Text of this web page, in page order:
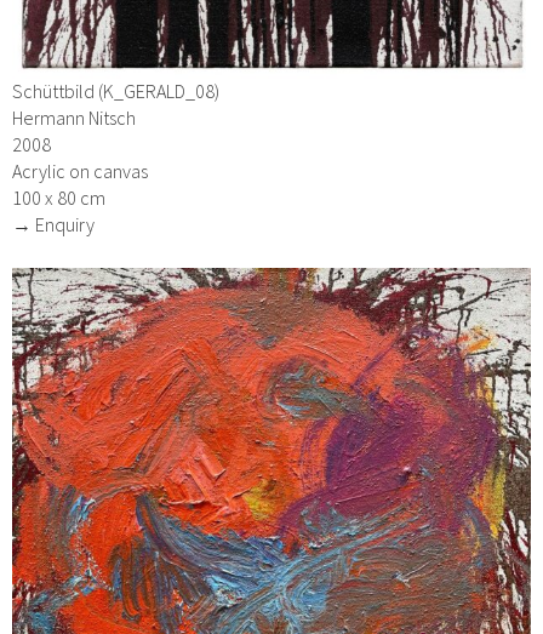
Schüttbild (K_GERALD_08)
Hermann Nitsch
2008
Acrylic on canvas
100 x 80 cm
→ Enquiry